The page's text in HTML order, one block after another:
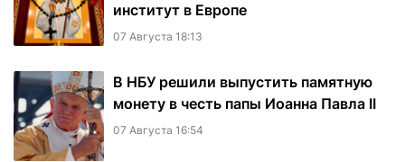
институт в Европе
07 Августа 18:13
В НБУ решили выпустить памятную
монету в честь папы Иоанна Павла II
07 Августа 16:54